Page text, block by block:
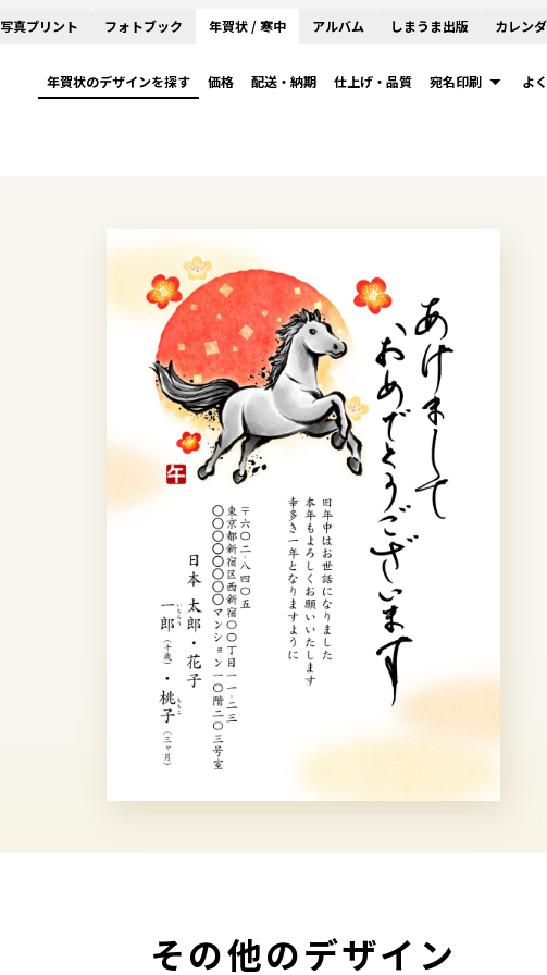
写真プリント フォトブック 年賀状 / 寒中 アルバム しまうま出版 カレン
年賀状のデザインを探す 価格 配送・納期 仕上げ・品質 宛名印刷 よ
その他のデザイン